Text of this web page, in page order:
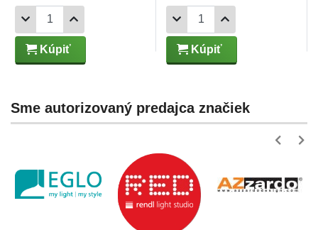
Kúpiť Kúpiť
Sme autorizovaný predajca značiek